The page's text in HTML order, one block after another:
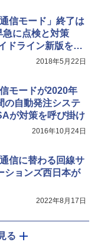
信モード」終了は
に点検と対策
ライン新版を公
2018年5月22日
モードが2020年
の自動発注システ
が対策を呼び掛け
2016年10月24日
信に替わる回線サ
ションズ西日本が
2022年8月17日
る